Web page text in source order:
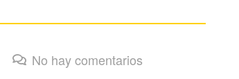
No hay comentarios